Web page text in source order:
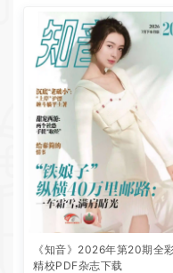
《知音》2026年第20期全
精校PDF杂志下载